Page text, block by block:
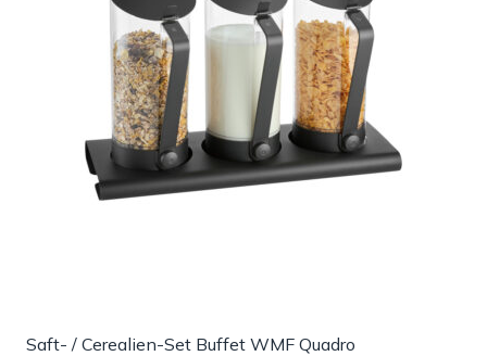
Saft- / Cerealien-Set Buffet WMF Quadro